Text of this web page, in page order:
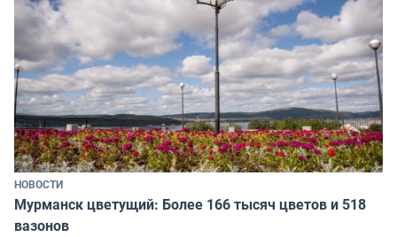
НОВОСТИ
Мурманск цветущий: Более 166 тысяч цветов и 518
вазонов